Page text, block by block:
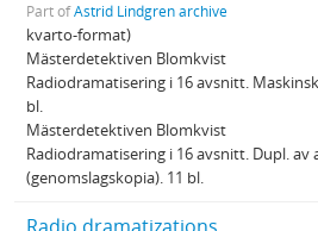
Part ofAstrid Lindgren archive
kvarto-format)
Mästerdetektiven Blomkvist
Radiodramatisering i 16 avsnitt.
bl.
Mästerdetektiven Blomkvist
Radiodramatisering i 16 avsnitt. Dupl.
(genomslagskopia). 11 bl.